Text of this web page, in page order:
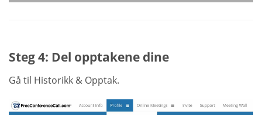
Steg 4: Del opptakene dine
Gå til Historikk & Opptak.